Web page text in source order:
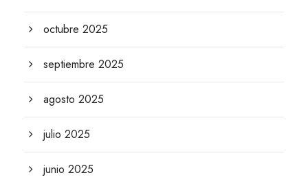
octubre 2025
septiembre 2025
agosto 2025
julio 2025
junio 2025